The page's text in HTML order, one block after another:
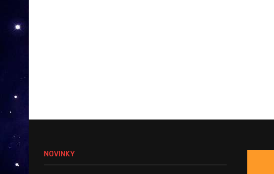
NOVINKY